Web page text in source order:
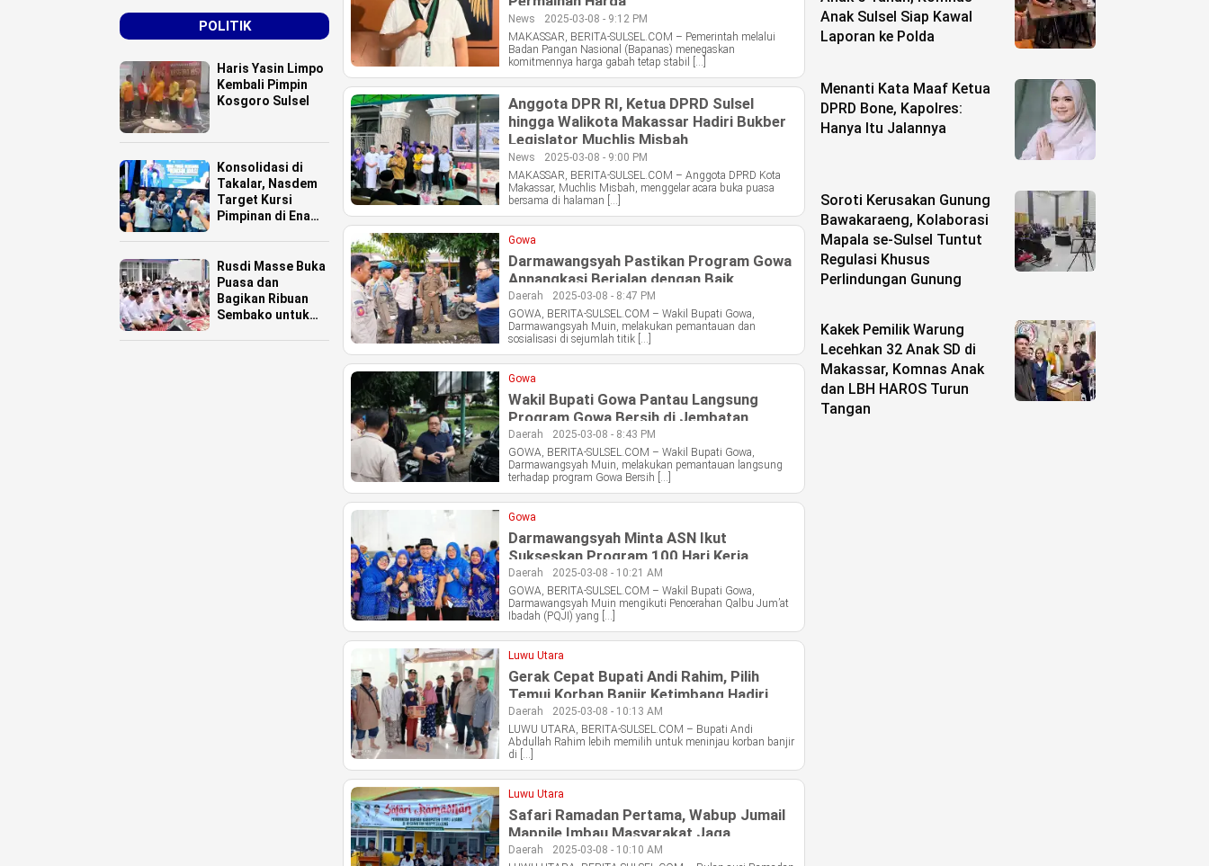
POLITIK
Haris Yasin Limpo
Kembali Pimpin
Kosgoro Sulsel
Konsolidasi di
Takalar, Nasdem
Target Kursi
Pimpinan di Enam
Rusdi Masse Buka
Puasa dan
Bagikan Ribuan
Sembako untuk
News
2025-03-08 - 9:12 PM
MAKASSAR, BERITA-SULSEL.COM – Pemerintah melalui
Badan Pangan Nasional (Bapanas) menegaskan
komitmennya harga gabah tetap stabil […]
Anggota DPR RI, Ketua DPRD Sulsel
hingga Walikota Makassar Hadiri Bukber
Legislator Muchlis Misbah
News
2025-03-08 - 9:00 PM
MAKASSAR, BERITA-SULSEL.COM – Anggota DPRD Kota
Makassar, Muchlis Misbah, menggelar acara buka puasa
bersama di halaman […]
Gowa
Darmawangsyah Pastikan Program Gowa
Annangkasi Berjalan dengan Baik
Daerah
2025-03-08 - 8:47 PM
GOWA, BERITA-SULSEL.COM – Wakil Bupati Gowa,
Darmawangsyah Muin, melakukan pemantauan dan
sosialisasi di sejumlah titik […]
Gowa
Wakil Bupati Gowa Pantau Langsung
Program Gowa Bersih di Jembatan
Kembar
Daerah
2025-03-08 - 8:43 PM
GOWA, BERITA-SULSEL.COM – Wakil Bupati Gowa,
Darmawangsyah Muin, melakukan pemantauan langsung
terhadap program Gowa Bersih […]
Gowa
Darmawangsyah Minta ASN Ikut
Sukseskan Program 100 Hari Kerja
Pemkab Gowa
Daerah
2025-03-08 - 10:21 AM
GOWA, BERITA-SULSEL.COM – Wakil Bupati Gowa,
Darmawangsyah Muin mengikuti Pencerahan Qalbu Jum’at
Ibadah (PQJI) yang […]
Luwu Utara
Gerak Cepat Bupati Andi Rahim, Pilih
Temui Korban Banjir Ketimbang Hadiri
Sertijab Gubernur
Daerah
2025-03-08 - 10:13 AM
LUWU UTARA, BERITA-SULSEL.COM – Bupati Andi
Abdullah Rahim lebih memilih untuk meninjau korban banjir
di […]
Luwu Utara
Safari Ramadan Pertama, Wabup Jumail
Mappile Imbau Masyarakat Jaga
Kedamaian
Daerah
2025-03-08 - 10:10 AM
Anak Sulsel Siap Kawal
Laporan ke Polda
Menanti Kata Maaf Ketua
DPRD Bone, Kapolres:
Hanya Itu Jalannya
Soroti Kerusakan Gunung
Bawakaraeng, Kolaborasi
Mapala se-Sulsel Tuntut
Regulasi Khusus
Perlindungan Gunung
Kakek Pemilik Warung
Lecehkan 32 Anak SD di
Makassar, Komnas Anak
dan LBH HAROS Turun
Tangan